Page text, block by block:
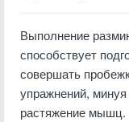
Выполнение
способствует
совершать
упражнений, минуя
растяжение мышц.